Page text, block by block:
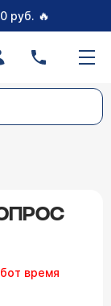
руб. 🔥
время